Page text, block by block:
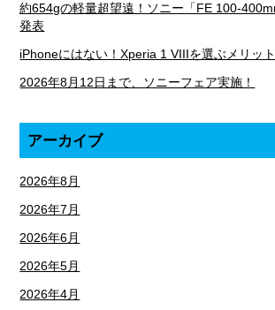
約654gの軽量超望遠！ソニー「FE 100-
発表
iPhoneにはない！Xperia 1 VIIIを選ぶメリッ
2026年8月12日まで、ソニーフェア実施！
アーカイブ
2026年8月
2026年7月
2026年6月
2026年5月
2026年4月